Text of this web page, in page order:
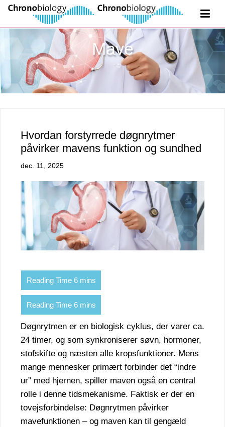
Mave
Hvordan forstyrrede døgnrytmer
påvirker mavens funktion og sundhed
dec. 11, 2025
Døgnrytmen er en biologisk cyklus, der varer ca.
24 timer, og som synkroniserer søvn, hormoner,
stofskifte og næsten alle kropsfunktioner. Mens
mange mennesker primært forbinder det “indre
ur” med hjernen, spiller maven også en central
rolle i denne tidsmekanisme. Faktisk er der en
tovejsforbindelse: Døgnrytmen påvirker
mavefunktionen – og maven kan til gengæld